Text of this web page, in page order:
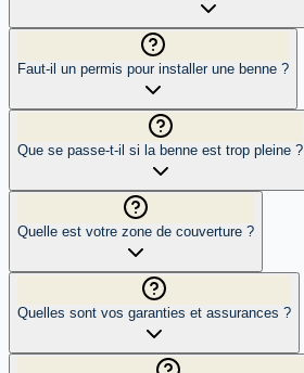
Faut-il un permis pour installer une benne ?
Que se passe-t-il si la benne est trop pleine ?
Quelle est votre zone de couverture ?
Quelles sont vos garanties et assurances ?